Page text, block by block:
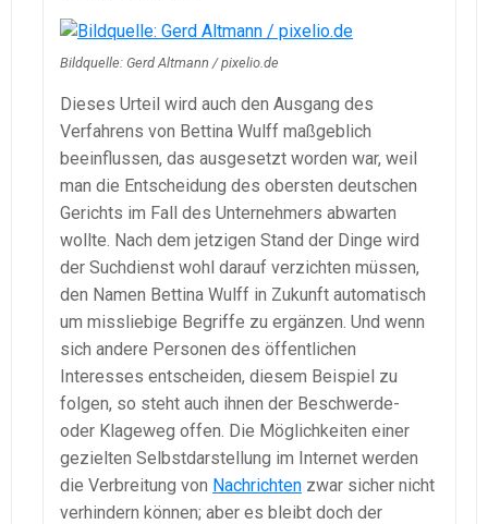
Bildquelle: Gerd Altmann / pixelio.de
Dieses Urteil wird auch den Ausgang des
Verfahrens von Bettina Wulff maßgeblich
beeinflussen, das ausgesetzt worden war, weil
man die Entscheidung des obersten deutschen
Gerichts im Fall des Unternehmers abwarten
wollte. Nach dem jetzigen Stand der Dinge wird
der Suchdienst wohl darauf verzichten müssen,
den Namen Bettina Wulff in Zukunft automatisch
um missliebige Begriffe zu ergänzen. Und wenn
sich andere Personen des öffentlichen
Interesses entscheiden, diesem Beispiel zu
folgen, so steht auch ihnen der Beschwerde-
oder Klageweg offen. Die Möglichkeiten einer
gezielten Selbstdarstellung im Internet werden
die Verbreitung von Nachrichten zwar sicher nicht
verhindern können; aber es bleibt doch der